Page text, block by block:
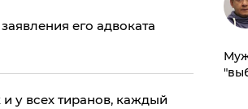
его адвоката
у всех тиранов, каждый